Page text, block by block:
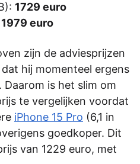
1729 euro
1979 euro
zijn de adviesprijzen
hij momenteel ergens
is het slim om
te vergelijken voordat
iPhone 15 Pro (6,1 in
goedkoper. Dit
van 1229 euro, met